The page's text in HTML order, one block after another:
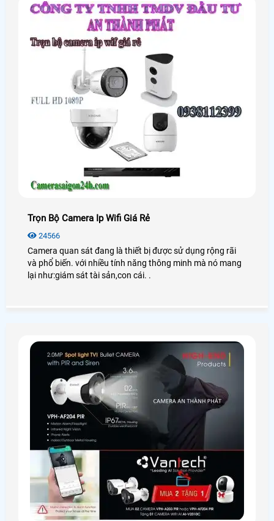
Trọn Bộ Camera Ip Wifi Giá Rẻ
24566
Camera quan sát đang là thiết bị được sử dụng rộng rãi
và phổ biến. với nhiều tính năng thông minh mà nó mang
lại như:giám sát tài sản,con cái. .